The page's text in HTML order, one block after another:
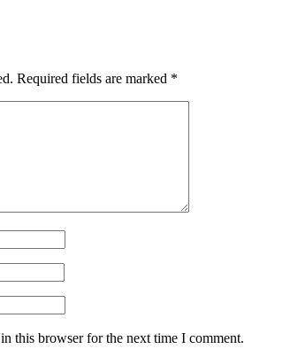
Required fields are marked *
this browser for the next time I comment.